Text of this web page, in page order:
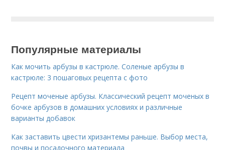
Популярные материалы
Как мочить арбузы в кастрюле. Соленые арбузы в
кастрюле: 3 пошаговых рецепта с фото
Рецепт моченые арбузы. Классический рецепт моченых в
бочке арбузов в домашних условиях и различные
варианты добавок
Как заставить цвести хризантемы раньше. Выбор места,
почвы и посадочного материала